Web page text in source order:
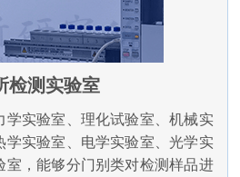
检测实验室
学实验室、理化试验室、机械实
学实验室、电学实验室、光学实
室，能够分门别类对检测样品进